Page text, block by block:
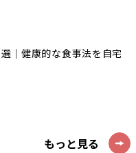
｜健康的な食事法を自宅
もっと見る